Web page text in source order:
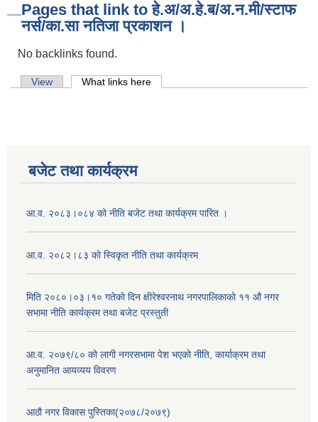
Pages that link to हे.अ/अ.हे.ब/अ.न.मी/स्टाफ
नर्स/का.सा नतिजा प्रकाशन ।
No backlinks found.
Primary tabs
View What links here
बजेट तथा कार्यक्रम
आ.व. २०८३।०८४ को नीति बजेट तथा कार्यक्रम पारित ।
आ.व. २०८२।८३ को स्विकृत नीति तथा कार्यक्रम
मिति २०८०।०३।१० गतेकाे दिन क्षीरेश्वरनाथ नगरपालिकाकाे ११ ‍औ नगर
सभामा नीति कार्यक्रम तथा बजेट प्रस्तुती
आ.व. २०७९/८० को लागी नगरसभामा पेश भएको नीति, कार्याक्रम तथा
अनुमानित आयव्यय विवरण
आठौ नगर विकास पुस्तिका(२०७८/२०७९)